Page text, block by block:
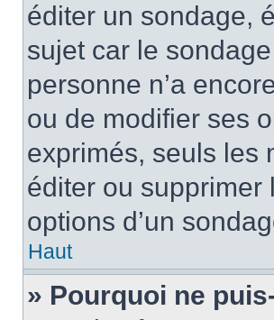
éditer un sondage,
sujet car le
personne n’a
ou de modifier ses
exprimés, seuls les
éditer ou supprimer
options d’un
Haut
» Pourquoi ne